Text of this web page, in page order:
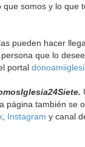
somos y lo que
pueden hacer
que lo
portal
página también se
, Instagram y canal